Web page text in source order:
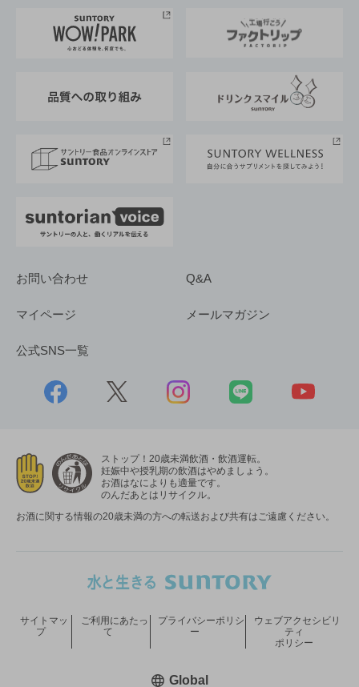
地域情報
サントリーサンバーズ大阪
サントリーが考えるサステナビリティ経営
企業概要
採用情報
お問い合わせ Q&A
マイページ メールマガジン
公式SNS一覧
ストップ！20歳未満飲酒・飲酒運転。
妊娠中や授乳期の飲酒はやめましょう。
お酒はなによりも適量です。
のんだあとはリサイクル。
お酒に関する情報の20歳未満の方への転送および共有はご遠慮ください。
サイトマッ
プ
ご利用にあたっ
て
プライバシーポリシ
ー
ウェブアクセシビリ
ティ
ポリシー
Global新しいウィンドウで開く